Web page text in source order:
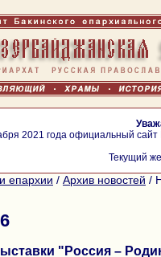
2021 года официальный
Текущий
епархии / Архив новостей /
"Россия –